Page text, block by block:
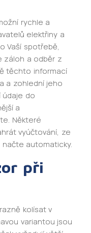
rychle a
elektřiny a
Vaší spotřebě,
záloh a odběr z
těchto informací
a zohlední jeho
údaje do
a
Některé
vyúčtování, ze
automaticky.
při
kolísat v
variantou jsou